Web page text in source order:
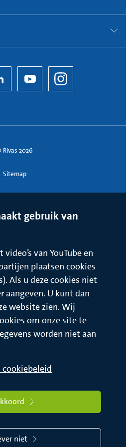
Rivas 2026
Sitemap
gebruik van
van YouTube en
plaatsen cookies
Als u deze cookies niet
U kunt dan
website zien. Wij
om onze site te
worden niet aan
cookiebeleid
niet